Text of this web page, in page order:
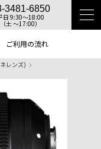
3481-6850
日 9:30〜18:00
（土 〜17:00）
ご利用の流れ
レンズ)